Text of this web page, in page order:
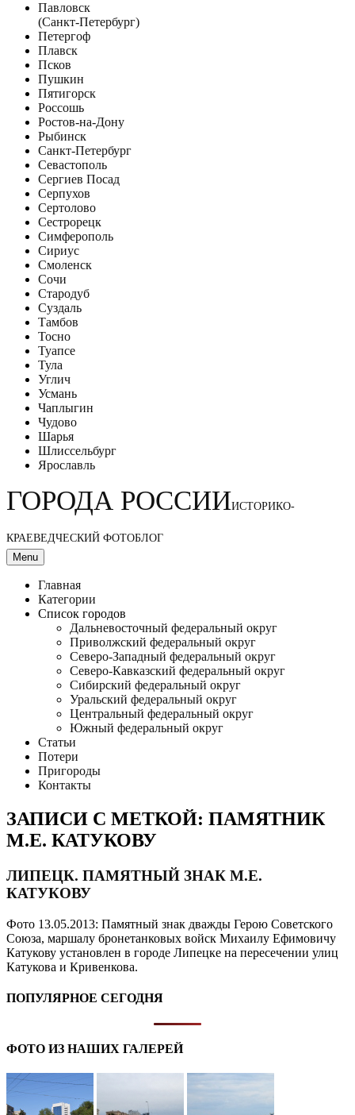
Павловск
(Санкт-Петербург)
Петергоф
Плавск
Псков
Пушкин
Пятигорск
Россошь
Ростов-на-Дону
Рыбинск
Санкт-Петербург
Севастополь
Сергиев Посад
Серпухов
Сертолово
Сестрорецк
Симферополь
Сириус
Смоленск
Сочи
Стародуб
Суздаль
Тамбов
Тосно
Туапсе
Тула
Углич
Усмань
Чаплыгин
Чудово
Шарья
Шлиссельбург
Ярославль
ГОРОДА РОССИИИСТОРИКО-
КРАЕВЕДЧЕСКИЙ ФОТОБЛОГ
Menu
Главная
Категории
Список городов
Дальневосточный федеральный округ
Приволжский федеральный округ
Северо-Западный федеральный округ
Северо-Кавказский федеральный округ
Сибирский федеральный округ
Уральский федеральный округ
Центральный федеральный округ
Южный федеральный округ
Статьи
Потери
Пригороды
Контакты
ЗАПИСИ С МЕТКОЙ: ПАМЯТНИК
М.Е. КАТУКОВУ
ЛИПЕЦК. ПАМЯТНЫЙ ЗНАК М.Е.
КАТУКОВУ
Фото 13.05.2013: Памятный знак дважды Герою Советского
Союза, маршалу бронетанковых войск Михаилу Ефимовичу
Катукову установлен в городе Липецке на пересечении улиц
Катукова и Кривенкова.
ПОПУЛЯРНОЕ СЕГОДНЯ
ФОТО ИЗ НАШИХ ГАЛЕРЕЙ